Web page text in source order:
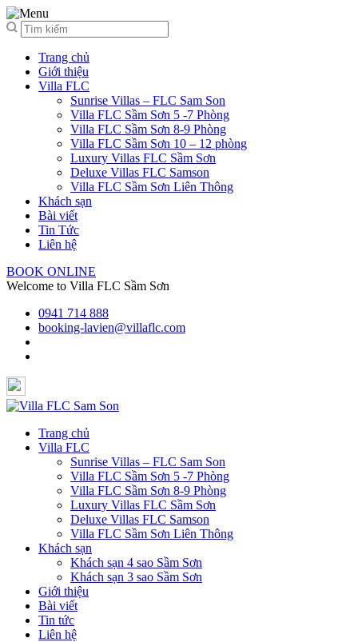
Trang chủ
Giới thiệu
Villa FLC
Sunrise Villas – FLC Sam Son
Villa FLC Sầm Sơn 5 -7 Phòng
Villa FLC Sầm Sơn 8-9 Phòng
Villa FLC Sầm Sơn 10 – 12 phòng
Luxury Villas FLC Sầm Sơn
Deluxe Villas FLC Samson
Villa FLC Sầm Sơn Liên Thông
Khách sạn
Bài viết
Tin Tức
Liên hệ
BOOK ONLINE
Welcome to Villa FLC Sầm Sơn
0941 714 888
booking-lavien@villaflc.com
Trang chủ
Villa FLC
Sunrise Villas – FLC Sam Son
Villa FLC Sầm Sơn 5 -7 Phòng
Villa FLC Sầm Sơn 8-9 Phòng
Luxury Villas FLC Sầm Sơn
Deluxe Villas FLC Samson
Villa FLC Sầm Sơn Liên Thông
Khách sạn
Khách sạn 4 sao Sầm Sơn
Khách sạn 3 sao Sầm Sơn
Giới thiệu
Bài viết
Tin tức
Liên hệ